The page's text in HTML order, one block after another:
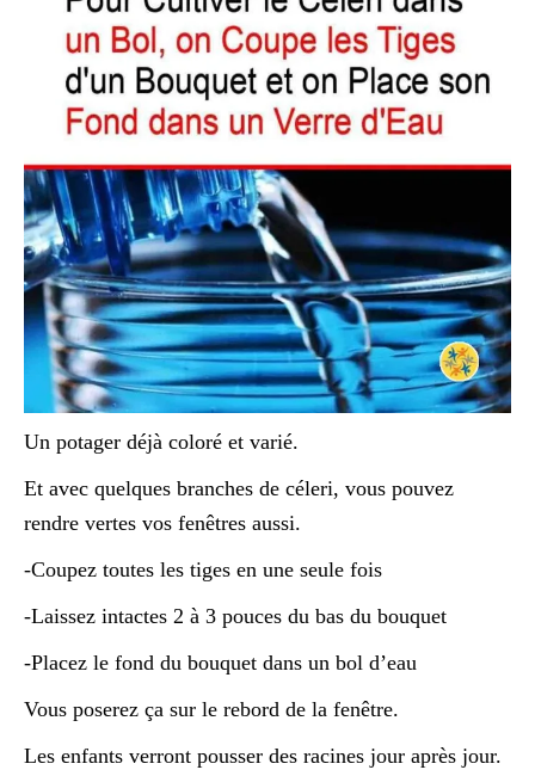
Un potager déjà coloré et varié.
Et avec quelques branches de céleri, vous pouvez
rendre vertes vos fenêtres aussi.
-Coupez toutes les tiges en une seule fois
-Laissez intactes 2 à 3 pouces du bas du bouquet
-Placez le fond du bouquet dans un bol d’eau
Vous poserez ça sur le rebord de la fenêtre.
Les enfants verront pousser des racines jour après jour.